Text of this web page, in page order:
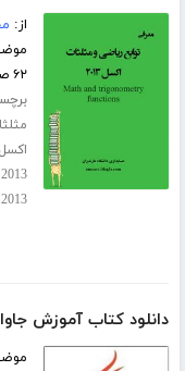
از:
۶۲ صفحه
اکسل
2013
دانلود کتاب آموزش جاوا